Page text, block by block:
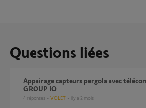
Questions liées
Appairage capteurs pergola avec télécommande NINA
GROUP IO
4 réponses VOLET il y a 2 mois